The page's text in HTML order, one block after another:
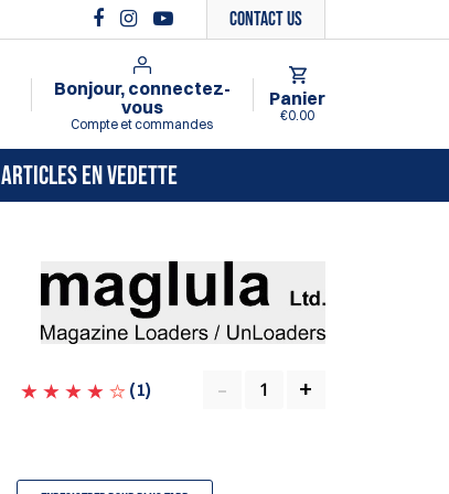
Contact Us
Bonjour, connectez-
vous
Compte et commandes
Panier
€0.00
ARTICLES EN VEDETTE
(1)